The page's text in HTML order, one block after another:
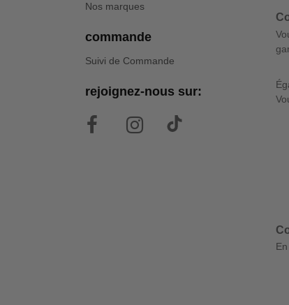
Nos marques
commande
Suivi de Commande
rejoignez-nous sur: